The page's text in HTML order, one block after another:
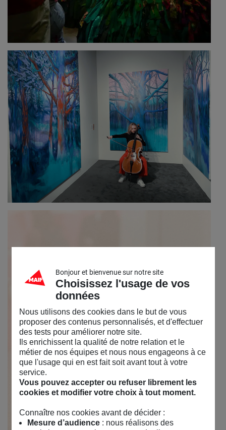
Bonjour et bienvenue sur notre site
Choisissez l'usage de vos
données
Nous utilisons des cookies dans le but de vous
proposer des contenus personnalisés, et d'effectuer
des tests pour améliorer notre site.
Ils enrichissent la qualité de notre relation et le
métier de nos équipes et nous nous engageons à ce
que l'usage qui en est fait soit avant tout à votre
service.
Vous pouvez accepter ou refuser librement les
cookies et modifier votre choix à tout moment.
Connaître nos cookies avant de décider :
Mesure d’audience: nous réalisons des